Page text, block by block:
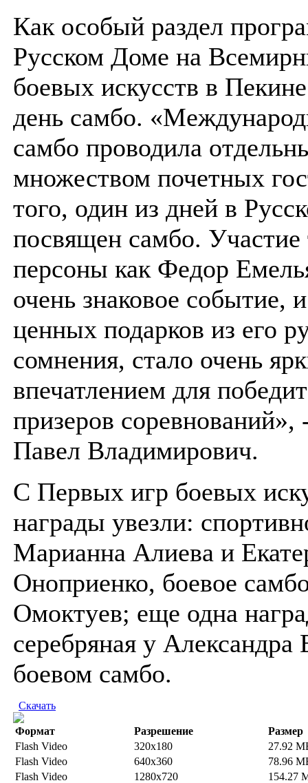
Как особый раздел
Русском Доме на
боевых искусств в
день самбо.
самбо проводила
множеством почетных
того, один из дней в
посвящен самбо. Участие
персоны как Федор
очень знаковое событие,
ценных подарков из его
сомнения, стало очень
впечатлением для
призеров соревнований»,
Павел Владимирович.
С Первых игр боевых
награды увезли:
Марианна Алиева и
Оноприенко, боевое
Омоктуев; еще одна
серебряная у Александра
боевом самбо.
Скачать
Формат Разрешение
Размер
Flash Video
320x180
27.92
Flash Video
640x360
78.96
Flash Video
1280x720 154.27